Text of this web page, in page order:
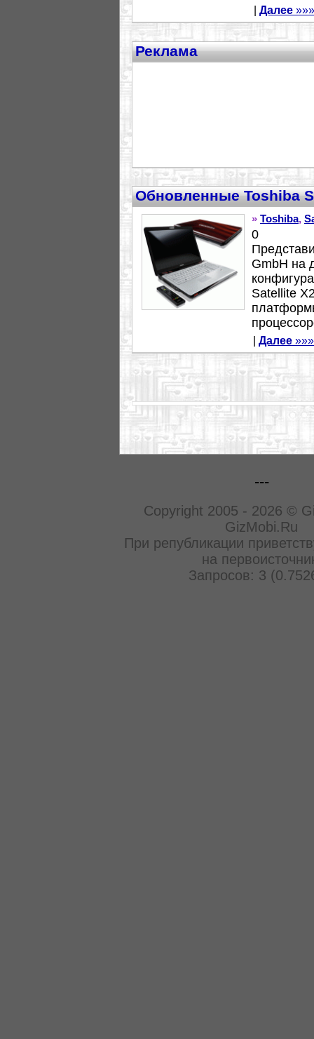
Далее »»»
Реклама
Обновленные Toshiba
» Toshiba,
0
GmbH на
Satellite
Далее »»»
---
Copyright 2005 - 2026 ©
GizMobi.Ru
При републикации
на
Запросов: 3